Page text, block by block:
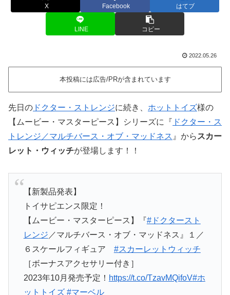
X Facebook はてブ
LINE コピー
2022.05.26
本投稿には広告/PRが含まれています
先日の ドクター・ストレンジに続き、 ホットトイズ様の
【ムービー・マスターピース】シリーズに『 ドクター・ス
トレンジ／マルチバース・オブ・マッドネス 』から スカー
レット・ウィッチが登場します！！
【新製品発表】
トイサピエンス限定！
【ムービー・マスターピース】『 #ドクタースト
レンジ ／マルチバース・オブ・マッドネス』１／
６スケールフィギュア #スカーレットウィッチ
［ボーナスアクセサリー付き］
2023年10月発売予定！ https://t.co/TzavMQifoV#ホ
ットトイズ #マーベル